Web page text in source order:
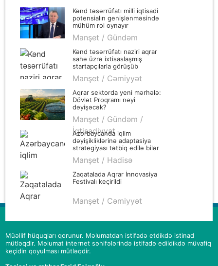
Kənd təsərrüfatı milli iqtisadi
potensialın genişlənməsində
mühüm rol oynayır
Manşet / Gündəm
Kənd təsərrüfatı naziri aqrar
sahə üzrə ixtisaslaşmış
startapçılarla görüşüb
Manşet / Cəmiyyət
Aqrar sektorda yeni mərhələ:
Dövlət Proqramı nəyi
dəyişəcək?
Manşet / Gündəm /
İqtisadiyyat
Azərbaycanda iqlim
dəyişikliklərinə adaptasiya
strategiyası tətbiq edilə bilər
Manşet / Hadisə
Zaqatalada Aqrar İnnovasiya
Festivalı keçirildi
Manşet / Cəmiyyət
Müəllif hüquqları qorunur. Məlumatdan istifadə etdikdə istinad
mütləqdir. Məlumat internet səhifələrində istifadə edildikdə müvafiq
keçidin qoyulması mütləqdir.